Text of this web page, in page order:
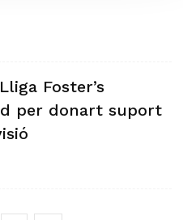
Foster’s
per donart suport